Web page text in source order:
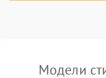
Модели